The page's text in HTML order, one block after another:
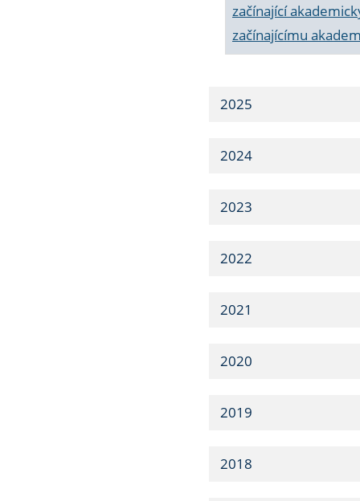
začínající
začínajícímu
2025
2024
2023
2022
2021
2020
2019
2018